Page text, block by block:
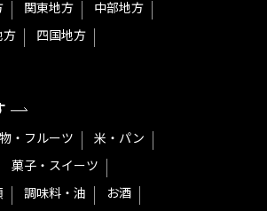
関東地方
中部地方
方
四国地方
・フルーツ
米・パン
菓子・スイーツ
調味料・油
お酒